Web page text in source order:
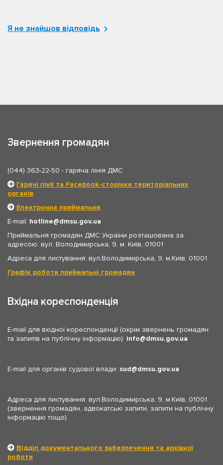
Я не знайшов відповідь
Звернення громадян
(044) 363-22-50 - гаряча лінія ДМС
Гарячі лінії та Facebook-сторінки територіальних
органів
Електронна приймальня
E-mail: hotline
dmsu.gov.ua
Приймальня громадян ДМС України розташована за
адресою: вул. Володимирська, 9, м. Київ, 01001
Адреса для листування: вул.Володимирська, 9, м.Київ, 01001
Графік роботи приймальні громадян
Вхідна кореспонденція
E-mail для вхідної кореспонденції (окрім звернень громадян
та запитів на публічну інформацію): info dmsu.gov.ua
E-mail для органів судової влади: sud dmsu.gov.ua
Адреса для листування: вул.Володимирська, 9, м.Київ, 01001
(звернення громадян, адвокатські запити, запити на публічну
інформацію тощо)
Відділ документального забезпечення та архівної
роботи